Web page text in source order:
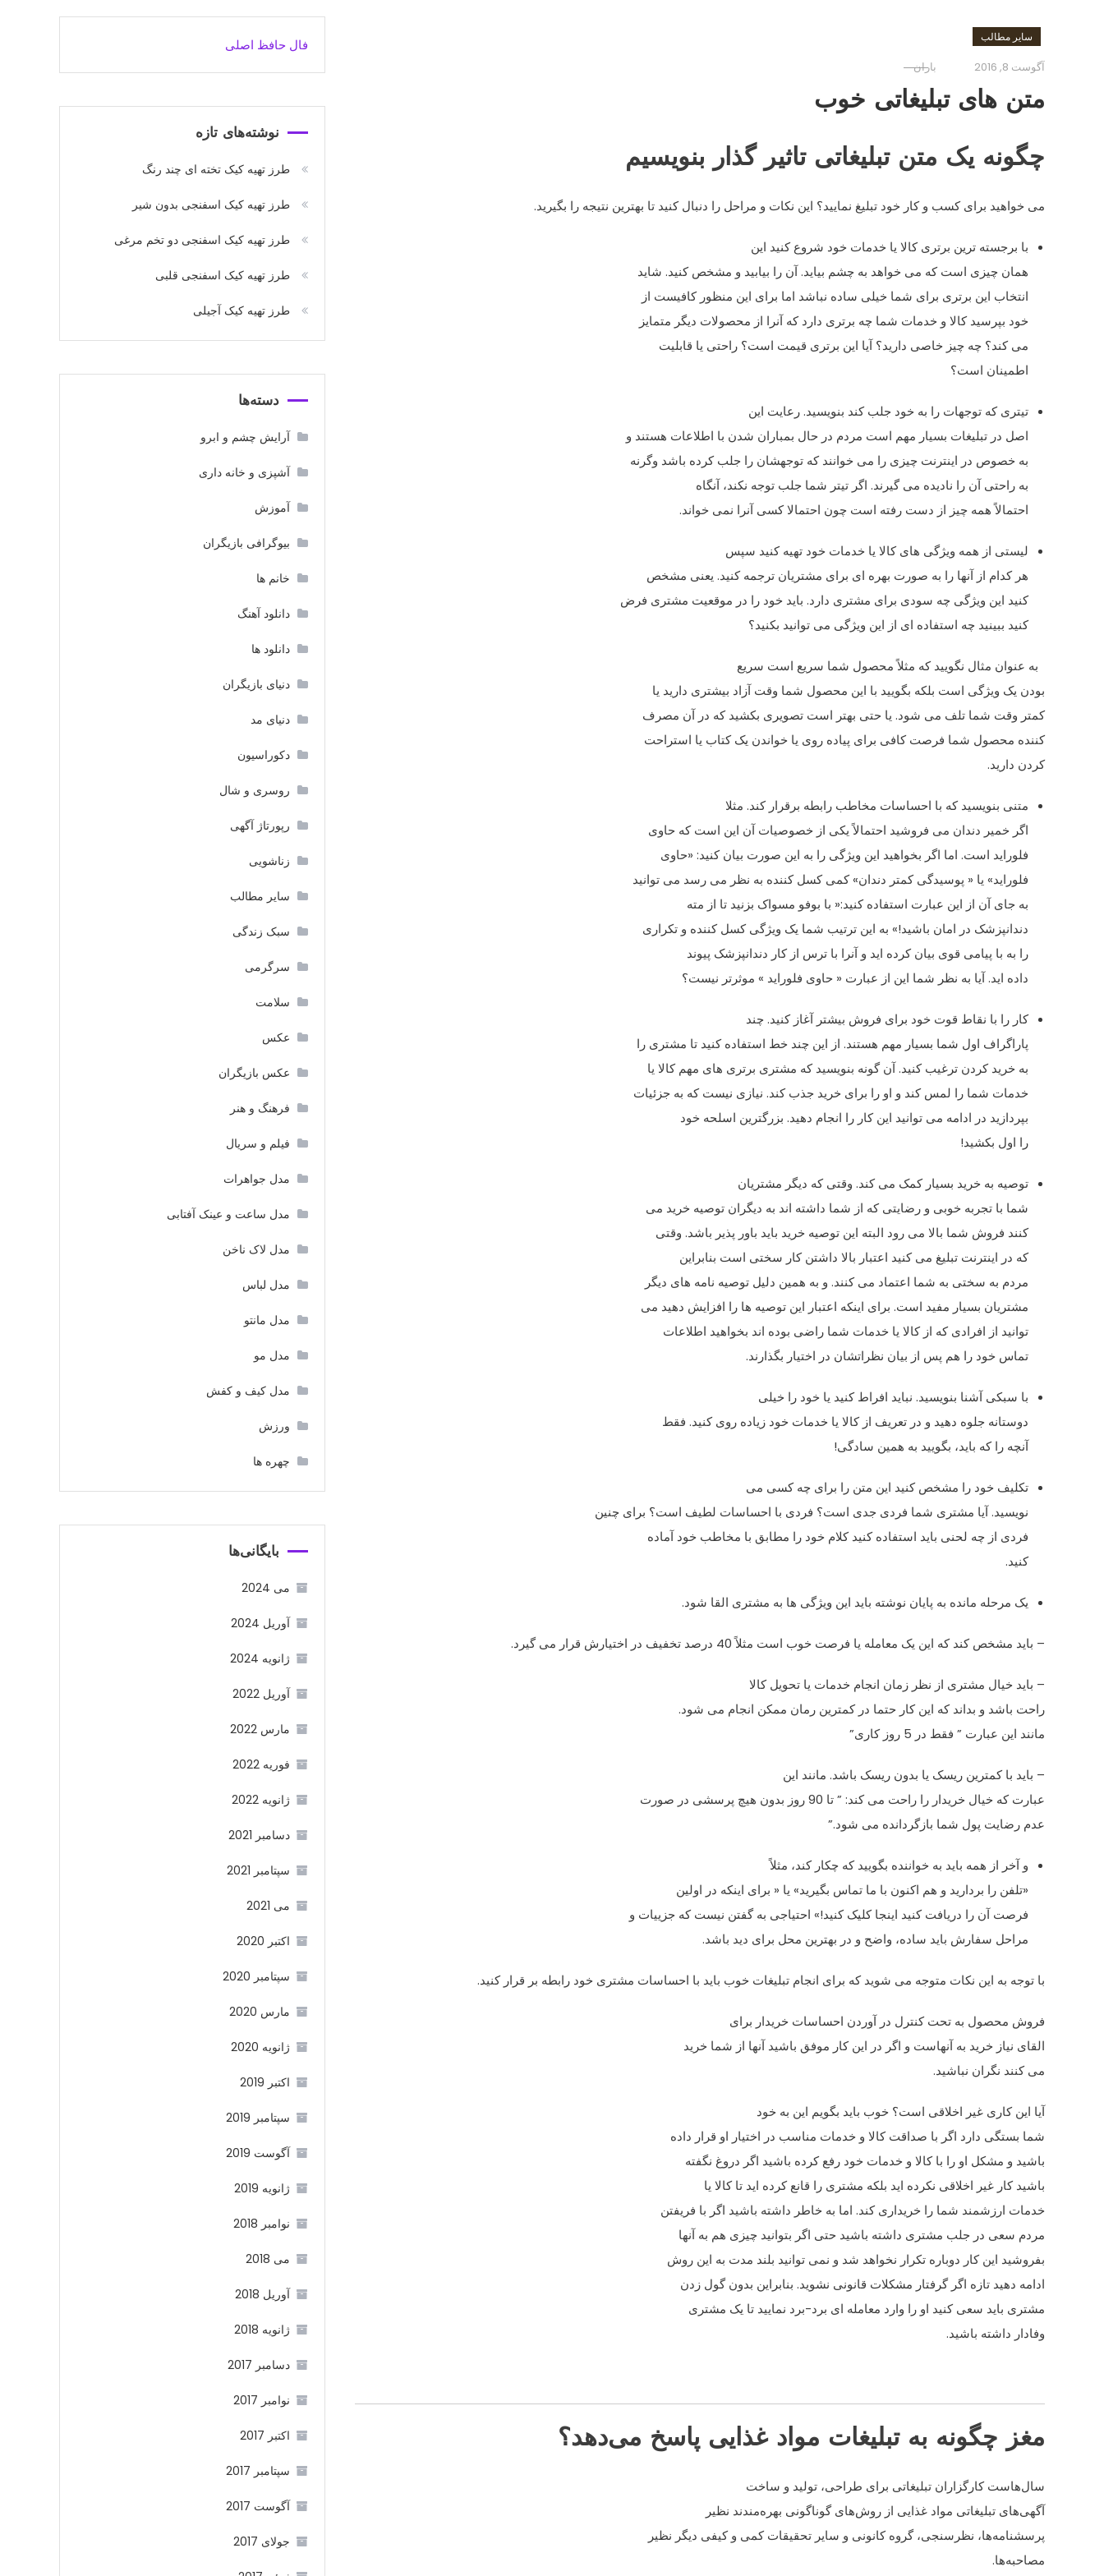
سایر مطالب
آگوست 8, 2016 باران
متن های تبلیغاتی خوب
چگونه یک متن تبلیغاتی تاثیر گذار بنویسیم
می خواهید برای کسب و کار خود تبلیغ نمایید؟ این نکات و مراحل را دنبال کنید تا بهترین نتیجه را بگیرید.
با برجسته ترین برتری کالا یا خدمات خود شروع کنید این
همان چیزی است که می خواهد به چشم بیاید. آن را بیابید و مشخص کنید. شاید
انتخاب این برتری برای شما خیلی ساده نباشد اما برای این منظور کافیست از
خود بپرسید کالا و خدمات شما چه برتری دارد که آنرا از محصولات دیگر متمایز
می کند؟ چه چیز خاصی دارید؟ آیا این برتری قیمت است؟ راحتی یا قابلیت
اطمینان است؟
تیتری که توجهات را به خود جلب کند بنویسید. رعایت این
اصل در تبلیغات بسیار مهم است مردم در حال بمباران شدن با اطلاعات هستند و
به خصوص در اینترنت چیزی را می خوانند که توجهشان را جلب کرده باشد وگرنه
به راحتی آن را نادیده می گیرند. اگر تیتر شما جلب توجه نکند، آنگاه
احتمالاً همه چیز از دست رفته است چون احتمالا کسی آنرا نمی خواند.
لیستی از همه ویژگی های کالا یا خدمات خود تهیه کنید سپس
هر کدام از آنها را به صورت بهره ای برای مشتریان ترجمه کنید. یعنی مشخص
کنید این ویژگی چه سودی برای مشتری دارد. باید خود را در موقعیت مشتری فرض
کنید ببینید چه استفاده ای از این ویژگی می توانید بکنید؟
به عنوان مثال نگویید که مثلاً محصول شما سریع است سریع
بودن یک ویژگی است بلکه بگویید با این محصول شما وقت آزاد بیشتری دارید یا
کمتر وقت شما تلف می شود. یا حتی بهتر است تصویری بکشید که در آن مصرف
کننده محصول شما فرصت کافی برای پیاده روی یا خواندن یک کتاب یا استراحت
کردن دارید.
متنی بنویسید که با احساسات مخاطب رابطه برقرار کند. مثلا
اگر خمیر دندان می فروشید احتمالاً یکی از خصوصیات آن این است که حاوی
فلوراید است. اما اگر بخواهید این ویژگی را به این صورت بیان کنید: «حاوی
فلوراید» یا « پوسیدگی کمتر دندان» کمی کسل کننده به نظر می رسد می توانید
به جای آن از این عبارت استفاده کنید:« با بوفو مسواک بزنید تا از مته
دندانپزشک در امان باشید!» به این ترتیب شما یک ویژگی کسل کننده و تکراری
را به با پیامی قوی بیان کرده اید و آنرا با ترس از کار دندانپزشک پیوند
داده اید. آیا به نظر شما این از عبارت « حاوی فلوراید » موثرتر نیست؟
کار را با نقاط قوت خود برای فروش بیشتر آغاز کنید. چند
پاراگراف اول شما بسیار مهم هستند. از این چند خط استفاده کنید تا مشتری را
به خرید کردن ترغیب کنید. آن گونه بنویسید که مشتری برتری های مهم کالا یا
خدمات شما را لمس کند و او را برای خرید جذب کند. نیازی نیست که به جزئیات
بپردازید در ادامه می توانید این کار را انجام دهید. بزرگترین اسلحه خود
را اول بکشید!
توصیه به خرید بسیار کمک می کند. وقتی که دیگر مشتریان
شما با تجربه خوبی و رضایتی که از شما داشته اند به دیگران توصیه خرید می
کنند فروش شما بالا می رود البته این توصیه خرید باید باور پذیر باشد. وقتی
که در اینترنت تبلیغ می کنید اعتبار بالا داشتن کار سختی است بنابراین
مردم به سختی به شما اعتماد می کنند. و به همین دلیل توصیه نامه های دیگر
مشتریان بسیار مفید است. برای اینکه اعتبار این توصیه ها را افزایش دهید می
توانید از افرادی که از کالا یا خدمات شما راضی بوده اند بخواهید اطلاعات
تماس خود را هم پس از بیان نظراتشان در اختیار بگذارند.
با سبکی آشنا بنویسید. نباید افراط کنید یا خود را خیلی
دوستانه جلوه دهید و در تعریف از کالا یا خدمات خود زیاده روی کنید. فقط
آنچه را که باید، بگویید به همین سادگی!
تکلیف خود را مشخص کنید این متن را برای چه کسی می
نویسید. آیا مشتری شما فردی جدی است؟ فردی با احساسات لطیف است؟ برای چنین
فردی از چه لحنی باید استفاده کنید کلام خود را مطابق با مخاطب خود آماده
کنید.
یک مرحله مانده به پایان نوشته باید این ویژگی ها به مشتری القا شود.
– باید مشخص کند که این یک معامله یا فرصت خوب است مثلاً 40 درصد تخفیف در اختیارش قرار می گیرد.
– باید خیال مشتری از نظر زمان انجام خدمات یا تحویل کالا
راحت باشد و بداند که این کار حتما در کمترین رمان ممکن انجام می شود.
مانند این عبارت ” فقط در 5 روز کاری”
– باید با کمترین ریسک یا بدون ریسک باشد. مانند این
عبارت که خیال خریدار را راحت می کند: ” تا 90 روز بدون هیچ پرسشی در صورت
عدم رضایت پول شما بازگردانده می شود.”
و آخر از همه باید به خواننده بگویید که چکار کند، مثلاً
«تلفن را بردارید و هم اکنون با ما تماس بگیرید» یا « برای اینکه در اولین
فرصت آن را دریافت کنید اینجا کلیک کنید!» احتیاجی به گفتن نیست که جزییات و
مراحل سفارش باید ساده، واضح و در بهترین محل برای دید باشد.
با توجه به این نکات متوجه می شوید که برای انجام تبلیغات خوب باید با احساسات مشتری خود رابطه بر قرار کنید.
فروش محصول به تحت کنترل در آوردن احساسات خریدار برای
القای نیاز خرید به آنهاست و اگر در این کار موفق باشید آنها از شما خرید
می کنند نگران نباشید.
آیا این کاری غیر اخلاقی است؟ خوب باید بگویم این به خود
شما بستگی دارد اگر با صداقت کالا و خدمات مناسب در اختیار او قرار داده
باشید و مشکل او را با کالا و خدمات خود رفع کرده باشید اگر دروغ نگفته
باشید کار غیر اخلاقی نکرده اید بلکه مشتری را قانع کرده اید تا کالا یا
خدمات ارزشمند شما را خریداری کند. اما به خاطر داشته باشید اگر با فریفتن
مردم سعی در جلب مشتری داشته باشید حتی اگر بتوانید چیزی هم به آنها
بفروشید این کار دوباره تکرار نخواهد شد و نمی توانید بلند مدت به این روش
ادامه دهید تازه اگر گرفتار مشکلات قانونی نشوید. بنابراین بدون گول زدن
مشتری باید سعی کنید او را وارد معامله ای برد-برد نمایید تا یک مشتری
وفادار داشته باشید.
مغز چگونه به تبلیغات مواد غذایی پاسخ می‌دهد؟
سال‌هاست کارگزاران تبلیغاتی برای طراحی، تولید و ساخت
آگهی‌های تبلیغاتی مواد غذایی از روش‌های گوناگونی بهره‌مندند نظیر
پرسشنامه‌ها، نظرسنجی، گروه کانونی و سایر تحقیقات کمی و کیفی دیگر نظیر
مصاحبه‌ها.
فال حافظ اصلی
نوشته‌های تازه
طرز تهیه کیک تخته ای چند رنگ
طرز تهیه کیک اسفنجی بدون شیر
طرز تهیه کیک اسفنجی دو تخم مرغی
طرز تهیه کیک اسفنجی قلبی
طرز تهیه کیک آجیلی
دسته‌ها
آرایش چشم و ابرو
آشپزی و خانه داری
آموزش
بیوگرافی بازیگران
خانم ها
دانلود آهنگ
دانلود ها
دنیای بازیگران
دنیای مد
دکوراسیون
روسری و شال
رپورتاژ آگهی
زناشویی
سایر مطالب
سبک زندگی
سرگرمی
سلامت
عکس
عکس بازیگران
فرهنگ و هنر
فیلم و سریال
مدل جواهرات
مدل ساعت و عینک آفتابی
مدل لاک ناخن
مدل لباس
مدل مانتو
مدل مو
مدل کیف و کفش
ورزش
چهره ها
بایگانی‌ها
می 2024
آوریل 2024
ژانویه 2024
آوریل 2022
مارس 2022
فوریه 2022
ژانویه 2022
دسامبر 2021
سپتامبر 2021
می 2021
اکتبر 2020
سپتامبر 2020
مارس 2020
ژانویه 2020
اکتبر 2019
سپتامبر 2019
آگوست 2019
ژانویه 2019
نوامبر 2018
می 2018
آوریل 2018
ژانویه 2018
دسامبر 2017
نوامبر 2017
اکتبر 2017
سپتامبر 2017
آگوست 2017
جولای 2017